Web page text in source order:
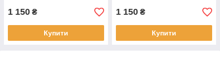
1 150 ₴
Купити
1 150 ₴
Купити